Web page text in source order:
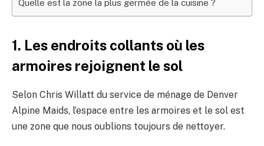
Quelle est la zone la plus germée de la cuisine ?
1. Les endroits collants où les
armoires rejoignent le sol
Selon Chris Willatt du service de ménage de Denver
Alpine Maids, l’espace entre les armoires et le sol est
une zone que nous oublions toujours de nettoyer.